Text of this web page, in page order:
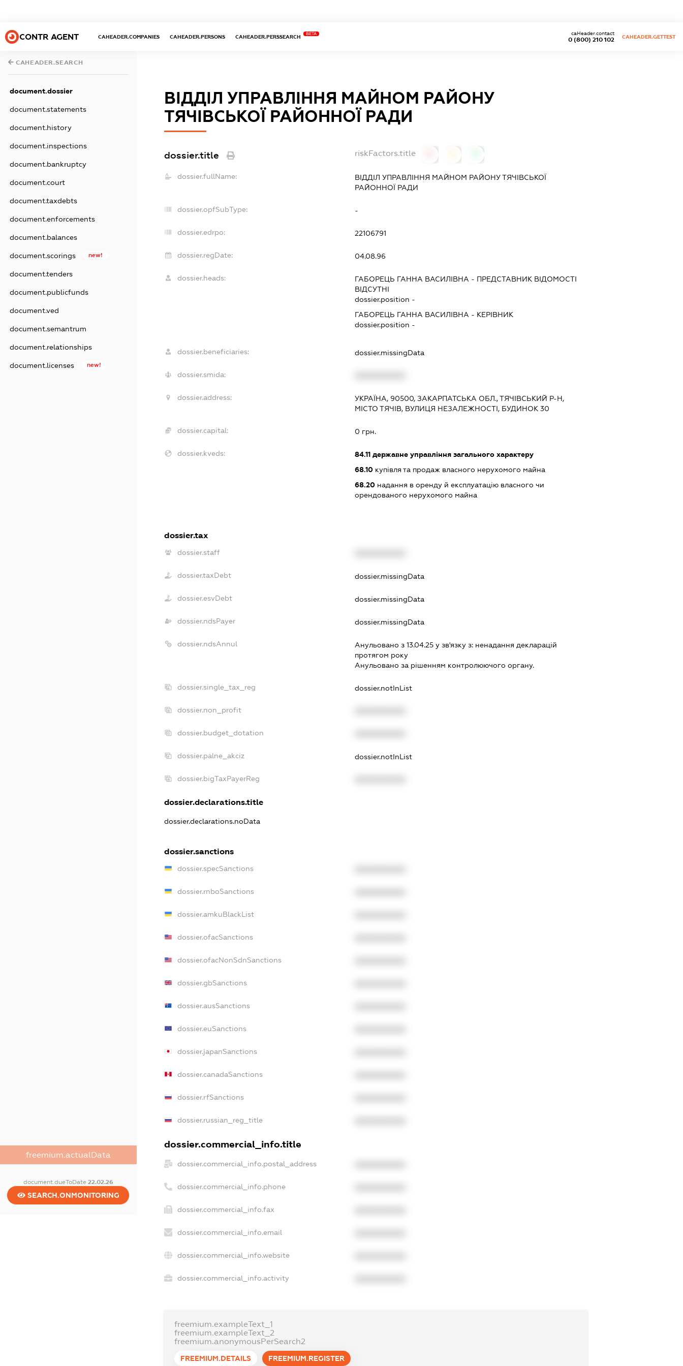
CONTR AGENT CAHEADER.COMPANIES CAHEADER.PERSONS CAHEADER.PERSSEARCH
BETA
0 (800) 210 102
caHeader.contact
CAHEADER.GETTEST
CAHEADER.SEARCH
document.dossier
document.statements
document.history
document.inspections
document.bankruptcy
document.court
document.taxdebts
document.enforcements
document.balances
document.scorings new!
document.tenders
document.publicfunds
document.ved
document.semantrum
document.relationships
document.licenses new!
freemium.actualData
document.dueToDate 22.02.26
SEARCH.ONMONITORING
ВІДДІЛ УПРАВЛІННЯ МАЙНОМ РАЙОНУ
ТЯЧІВСЬКОЇ РАЙОННОЇ РАДИ
dossier.title riskFactors.title
dossier.fullName:
ВІДДІЛ УПРАВЛІННЯ МАЙНОМ РАЙОНУ ТЯЧІВСЬКОЇ
РАЙОННОЇ РАДИ
dossier.opfSubType: -
dossier.edrpo: 22106791
dossier.regDate: 04.08.96
dossier.heads: ГАБОРЕЦЬ ГАННА ВАСИЛІВНА - ПРЕДСТАВНИК ВІДОМОСТІ
ВІДСУТНІ
dossier.position -
ГАБОРЕЦЬ ГАННА ВАСИЛІВНА - КЕРІВНИК
dossier.position -
dossier.beneficiaries: dossier.missingData
dossier.smida:
dossier.address:
УКРАЇНА, 90500, ЗАКАРПАТСЬКА ОБЛ., ТЯЧІВСЬКИЙ Р-Н,
МІСТО ТЯЧІВ, ВУЛИЦЯ НЕЗАЛЕЖНОСТІ, БУДИНОК 30
dossier.capital: 0 грн.
dossier.kveds: 84.11державне управління загального характеру
68.10купівля та продаж власного нерухомого майна
68.20надання в оренду й експлуатацію власного чи
орендованого нерухомого майна
dossier.tax
dossier.staff
dossier.taxDebt dossier.missingData
dossier.esvDebt dossier.missingData
dossier.ndsPayer dossier.missingData
dossier.ndsAnnul Анульовано з 13.04.25 у зв'язку з: ненадання декларацiй
протягом року
Анульовано за рiшенням контролюючого органу.
dossier.single_tax_reg dossier.notInList
dossier.non_profit
dossier.budget_dotation
dossier.palne_akciz dossier.notInList
dossier.bigTaxPayerReg
dossier.declarations.title
dossier.declarations.noData
dossier.sanctions
dossier.specSanctions
dossier.rnboSanctions
dossier.amkuBlackList
dossier.ofacSanctions
dossier.ofacNonSdnSanctions
dossier.gbSanctions
dossier.ausSanctions
dossier.euSanctions
dossier.japanSanctions
dossier.canadaSanctions
dossier.rfSanctions
dossier.russian_reg_title
dossier.commercial_info.title
dossier.commercial_info.postal_address
dossier.commercial_info.phone
dossier.commercial_info.fax
dossier.commercial_info.email
dossier.commercial_info.website
dossier.commercial_info.activity
freemium.exampleText_1
freemium.exampleText_2
freemium.anonymousPerSearch2
FREEMIUM.DETAILS FREEMIUM.REGISTER